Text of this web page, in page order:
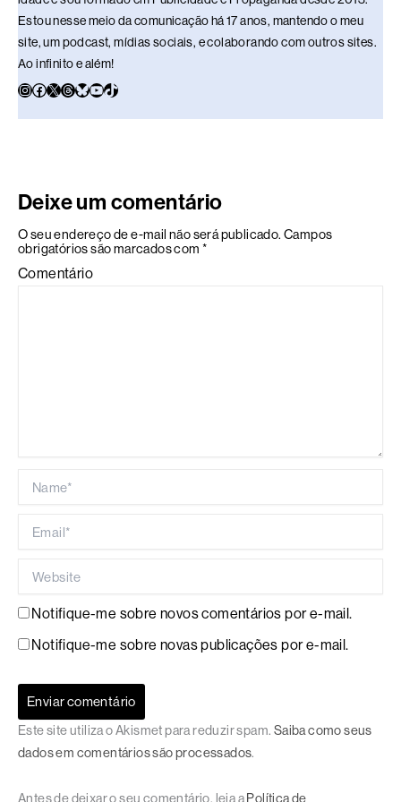
Estou nesse meio da comunicação há 17 anos, mantendo o meu
site, um podcast, mídias sociais, e colaborando com outros sites.
Ao infinito e além!
Deixe um comentário
O seu endereço de e-mail não será publicado. Campos
obrigatórios são marcados com *
Comentário
Notifique-me sobre novos comentários por e-mail.
Notifique-me sobre novas publicações por e-mail.
Este site utiliza o Akismet para reduzir spam. Saiba como seus
dados em comentários são processados.
Antes de deixar o seu comentário, leia a Política de